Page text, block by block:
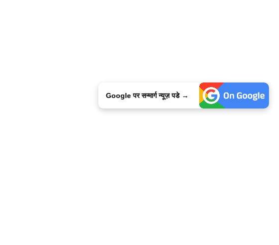
Google पर सन्मार्ग न्यूज़ पडे →